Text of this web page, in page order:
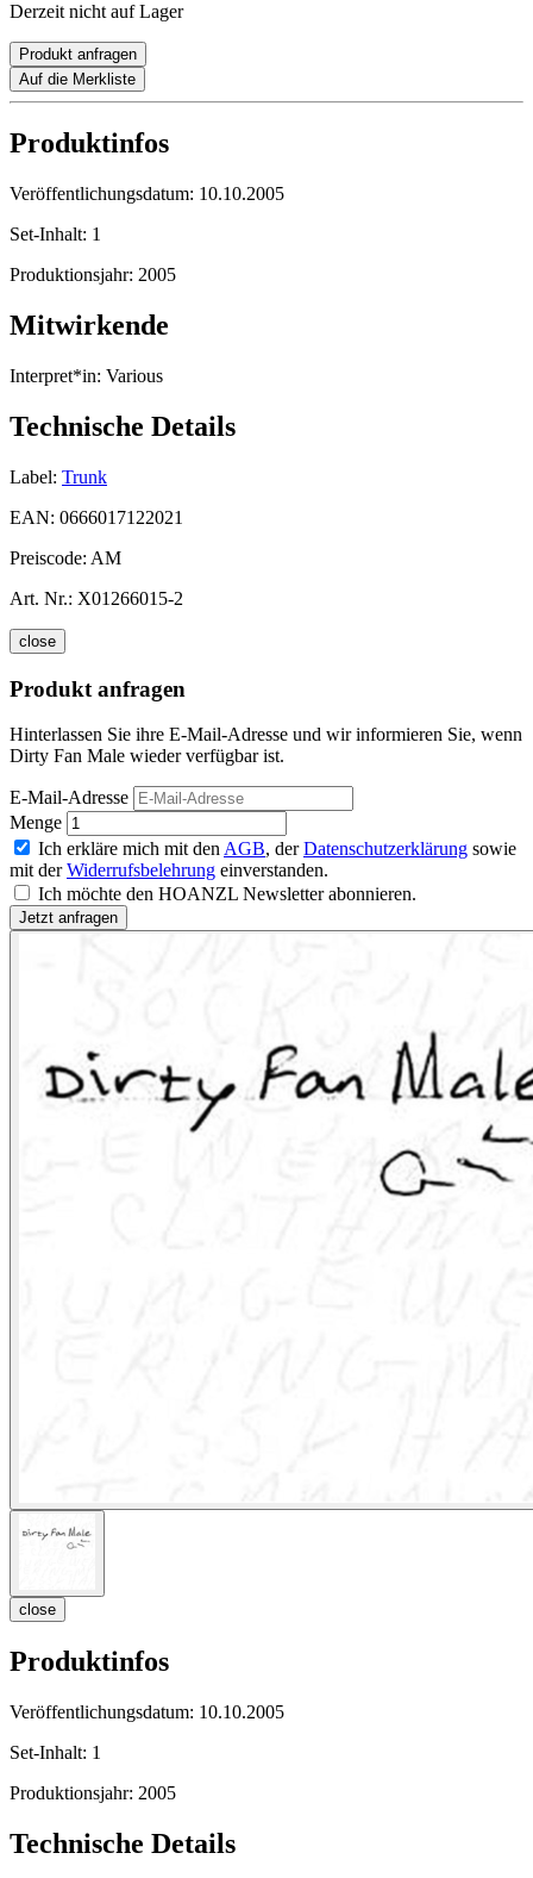
Derzeit nicht auf Lager
Produkt anfragen
Auf die Merkliste
Produktinfos
Veröffentlichungsdatum: 10.10.2005
Set-Inhalt: 1
Produktionsjahr: 2005
Mitwirkende
Interpret*in: Various
Technische Details
Label: Trunk
EAN: 0666017122021
Preiscode: AM
Art. Nr.: X01266015-2
close
Produkt anfragen
Hinterlassen Sie ihre E-Mail-Adresse und wir informieren Sie, wenn
Dirty Fan Male wieder verfügbar ist.
E-Mail-Adresse
Menge
Ich erkläre mich mit den AGB, derDatenschutzerklärung sowie
mit derWiderrufsbelehrung einverstanden.
Ich möchte den HOANZL Newsletter abonnieren.
close
Produktinfos
Veröffentlichungsdatum: 10.10.2005
Set-Inhalt: 1
Produktionsjahr: 2005
Technische Details